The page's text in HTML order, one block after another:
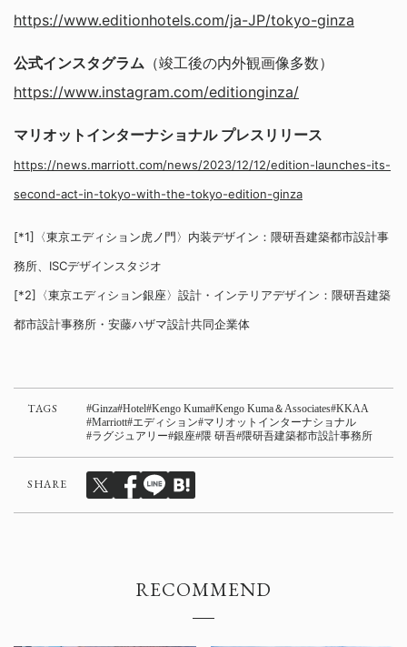
https://www.editionhotels.com/ja-JP/tokyo-ginza
公式インスタグラム （竣工後の内外観画像多数）
https://www.instagram.com/editionginza/
マリオットインターナショナル プレスリリース
https://news.marriott.com/news/2023/12/12/edition-launches-its-
second-act-in-tokyo-with-the-tokyo-edition-ginza
[*1]〈東京エディション虎ノ門〉内装デザイン：隈研吾建築都市設計事
務所、ISCデザインスタジオ
[*2]〈東京エディション銀座〉設計・インテリアデザイン：隈研吾建築
都市設計事務所・安藤ハザマ設計共同企業体
TAGS Ginza Hotel Kengo Kuma Kengo Kuma＆Associates KKAA
Marriott エディション マリオットインターナショナル
ラグジュアリー 銀座 隈 研吾 隈研吾建築都市設計事務所
SHARE
RECOMMEND